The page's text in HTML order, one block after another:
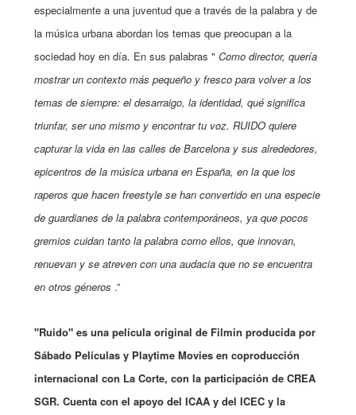
especialmente a una juventud que a través de la palabra y de
la música urbana abordan los temas que preocupan a la
sociedad hoy en día. En sus palabras " Como director, quería
mostrar un contexto más pequeño y fresco para volver a los
temas de siempre: el desarraigo, la identidad, qué significa
triunfar, ser uno mismo y encontrar tu voz. RUIDO quiere
capturar la vida en las calles de Barcelona y sus alrededores,
epicentros de la música urbana en España, en la que los
raperos que hacen freestyle se han convertido en una especie
de guardianes de la palabra contemporáneos, ya que pocos
gremios cuidan tanto la palabra como ellos, que innovan,
renuevan y se atreven con una audacia que no se encuentra
en otros géneros .”
"Ruido" es una película original de Filmin producida por
Sábado Películas y Playtime Movies en coproducción
internacional con La Corte, con la participación de CREA
SGR. Cuenta con el apoyo del ICAA y del ICEC y la